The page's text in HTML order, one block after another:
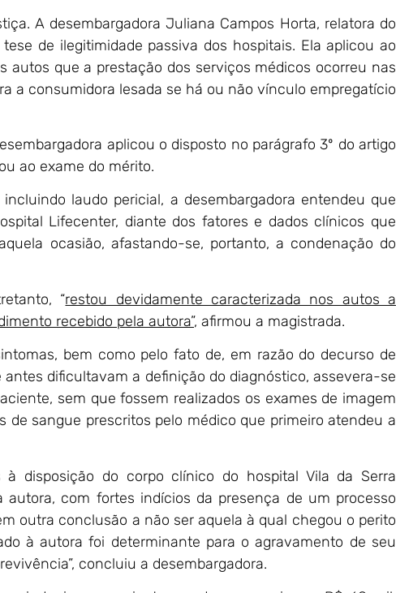
A desembargadora Juliana Campos Horta, relatora do
de ilegitimidade passiva dos hospitais. Ela aplicou ao
autos que a prestação dos serviços médicos ocorreu nas
a consumidora lesada se há ou não vínculo empregatício
aplicou o disposto no parágrafo 3º do artigo
ao exame do mérito.
laudo pericial, a desembargadora entendeu que
Lifecenter, diante dos fatores e dados clínicos que
ocasião, afastando-se, portanto, a condenação do
“restou devidamente caracterizada nos autos a
recebido pela autora”, afirmou a magistrada.
bem como pelo fato de, em razão do decurso de
dificultavam a definição do diagnóstico, assevera-se
sem que fossem realizados os exames de imagem
de sangue prescritos pelo médico que primeiro atendeu a
disposição do corpo clínico do hospital Vila da Serra
com fortes indícios da presença de um processo
outra conclusão a não ser aquela à qual chegou o perito
à autora foi determinante para o agravamento de seu
concluiu a desembargadora.